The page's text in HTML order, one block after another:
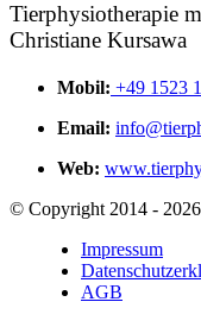
Tierphysiotherapie
Christiane Kursawa
Mobil: +49 1523
Email:
Web:
© Copyright 2014 -
Impressum
AGB